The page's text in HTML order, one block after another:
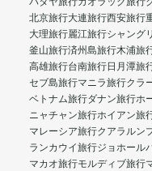
北京旅行大連旅行西安旅行
大理旅行麗江旅行シャング
釜山旅行済州島旅行木浦旅
高雄旅行台南旅行日月潭旅
セブ島旅行マニラ旅行クラ
ベトナム旅行ダナン旅行ホ
ニャチャン旅行ホイアン旅
マレーシア旅行クアラルン
ランカウイ旅行ジョホール
マカオ旅行モルディブ旅行